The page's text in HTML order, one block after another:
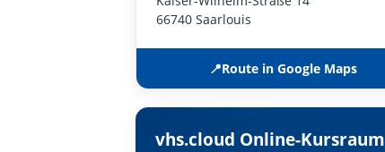
66740 Saarlouis
📍Route in Google Maps
vhs.cloud Online-Kursraum